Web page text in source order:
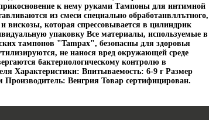
к нему руками Тампоны для интимной
из смеси специально обработанвллътного,
вискозы, которая спрессовывается в цилиндрик
упаковку Все материалы, используемые в
тампонов "Tampax", безопасны для здоровья
не нанося вред окружающей среде
бактериологическому контролю в
Характеристики: Впитываемость: 6-9 г Размер
Производитель: Венгрия Товар сертифицирован.